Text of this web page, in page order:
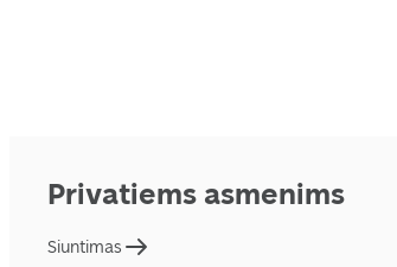
Privatiems asmenims
Siuntimas